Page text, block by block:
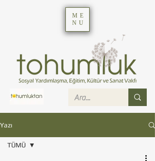
ME
NU
Yazı
TÜMÜ